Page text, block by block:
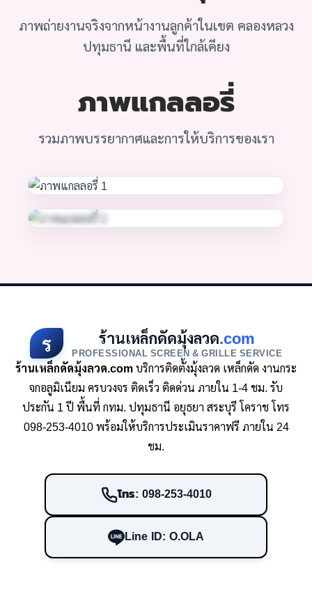
ภาพถ่ายงานจริงจากหน้างานลูกค้าในเขต คลองหลวง
ปทุมธานี และพื้นที่ใกล้เคียง
ภาพแกลลอรี่
รวมภาพบรรยากาศและการให้บริการของเรา
ร ร้านเหล็กดัดมุ้งลวด.com
PROFESSIONAL SCREEN & GRILLE SERVICE
ร้านเหล็กดัดมุ้งลวด.comบริการติดตั้งมุ้งลวด เหล็กดัด งานกระ
จกอลูมิเนียม ครบวงจร ติดเร็ว ติดด่วน ภายใน 1-4 ชม. รับ
ประกัน 1 ปี พื้นที่ กทม. ปทุมธานี อยุธยา สระบุรี โคราช โทร
098-253-4010 พร้อมให้บริการประเมินราคาฟรี ภายใน 24
ชม.
โทร: 098-253-4010
Line ID: O.OLA